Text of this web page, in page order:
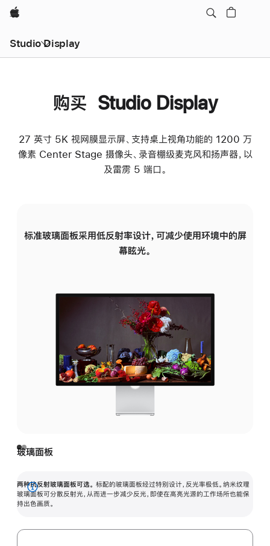
Apple
Studio Display
购买 Studio Display
27 英寸 5K 视网膜显示屏、支持桌上视角功能的 1200 万
像素 Center Stage 摄像头、录音棚级麦克风和扬声器，以
及雷雳 5 端口。
标准玻璃面板采用低反射率设计，可减少使用环境中的屏
幕眩光。
玻璃面板
两种抗反射玻璃面板可选。 标配的玻璃面板经过特别设计，反光率极低。纳米纹理
玻璃面板可分散反射光，从而进一步减少反光，即使在高亮光源的工作场所也能保
持出色画质。
展
开